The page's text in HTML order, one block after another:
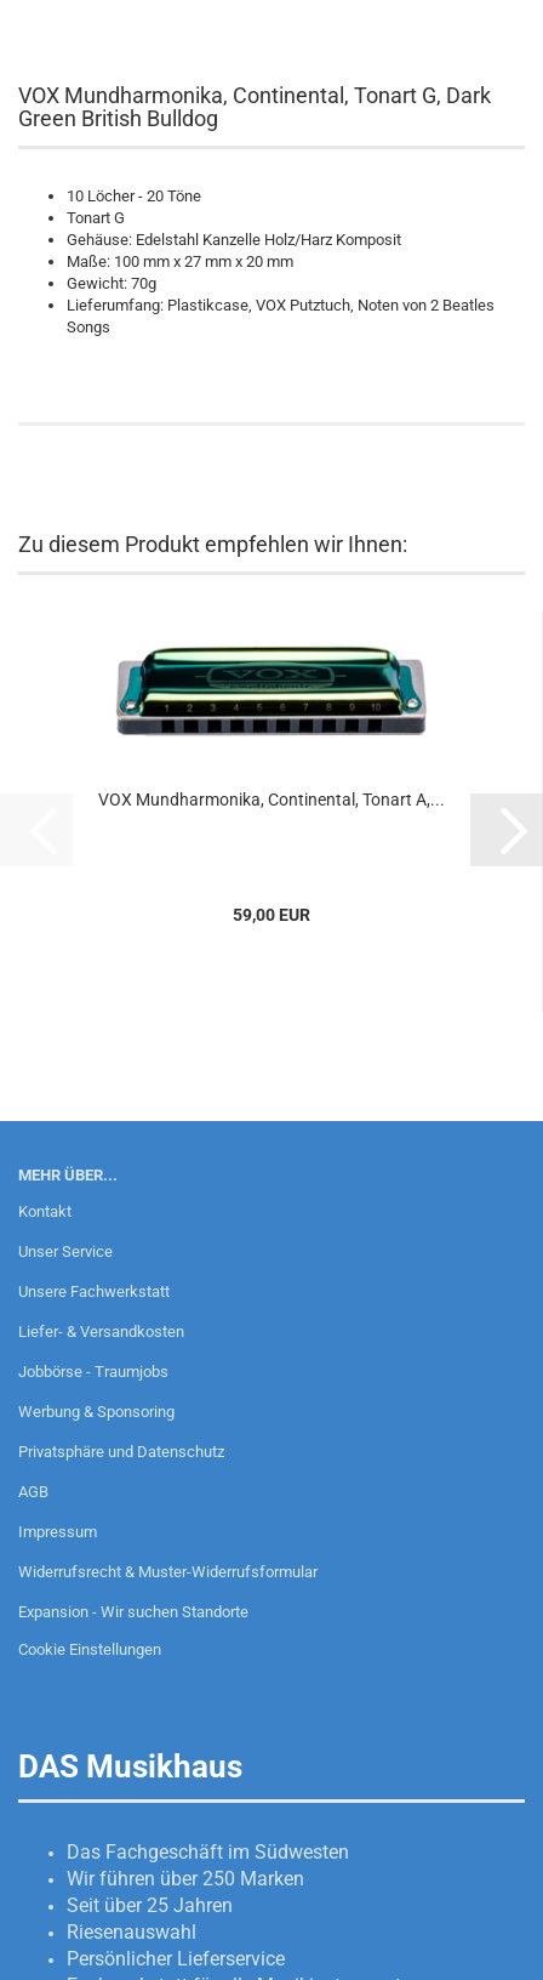
VOX Mundharmonika, Continental, Tonart G, Dark
Green British Bulldog
10 Löcher - 20 Töne
Tonart G
Gehäuse: Edelstahl Kanzelle Holz/Harz Komposit
Maße: 100 mm x 27 mm x 20 mm
Gewicht: 70g
Lieferumfang: Plastikcase, VOX Putztuch, Noten von 2 Beatles
Songs
Zu diesem Produkt empfehlen wir Ihnen:
VOX Mundharmonika, Continental, Tonart A,...
59,00 EUR
MEHR ÜBER...
Kontakt
Unser Service
Unsere Fachwerkstatt
Liefer- & Versandkosten
Jobbörse - Traumjobs
Werbung & Sponsoring
Privatsphäre und Datenschutz
AGB
Impressum
Widerrufsrecht & Muster-Widerrufsformular
Expansion - Wir suchen Standorte
Cookie Einstellungen
DAS Musikhaus
Das Fachgeschäft im Südwesten
Wir führen über 250 Marken
Seit über 25 Jahren
Riesenauswahl
Persönlicher Lieferservice